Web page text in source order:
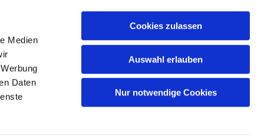
Medien
Daten
Cookies zulassen
Auswahl erlauben
Nur notwendige Cookies
Impressum und